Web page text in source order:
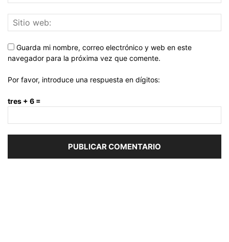
Guarda mi nombre, correo electrónico y web en este
navegador para la próxima vez que comente.
Por favor, introduce una respuesta en dígitos:
tres + 6 =